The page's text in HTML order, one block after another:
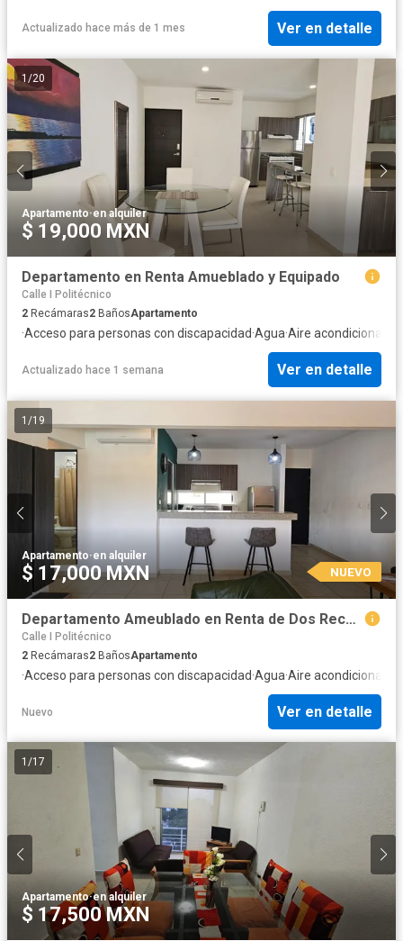
Actualizado hace más de 1 mes Ver en detalle
1 /20
Apartamento·en alquiler
$ 19,000 MXN
Departamento en Renta Amueblado y Equipado
Calle I Politécnico
2 Recámaras2 BañosApartamento
·Acceso para personas con discapacidad·Agua·Aire acondicionado
Actualizado hace 1 semana Ver en detalle
1 /19
Apartamento·en alquiler
$ 17,000 MXN NUEVO
Departamento Ameublado en Renta de Dos Recámaras
Calle I Politécnico
2 Recámaras2 BañosApartamento
·Acceso para personas con discapacidad·Agua·Aire acondicionado
Nuevo Ver en detalle
1 /17
Apartamento·en alquiler
$ 17,500 MXN